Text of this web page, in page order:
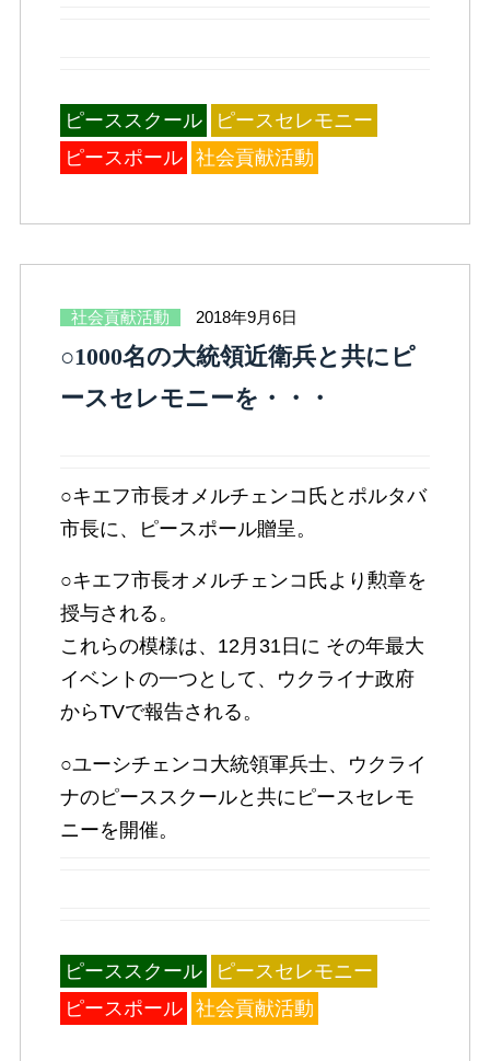
ピーススクール
ピースセレモニー
ピースポール
社会貢献活動
社会貢献活動 2018年9月6日
○1000名の大統領近衛兵と共にピ
ースセレモニーを・・・
○キエフ市長オメルチェンコ氏とポルタバ
市長に、ピースポール贈呈。
○キエフ市長オメルチェンコ氏より勲章を
授与される。
これらの模様は、12月31日に その年最大
イベントの一つとして、ウクライナ政府
からTVで報告される。
○ユーシチェンコ大統領軍兵士、ウクライ
ナのピーススクールと共にピースセレモ
ニーを開催。
ピーススクール
ピースセレモニー
ピースポール
社会貢献活動